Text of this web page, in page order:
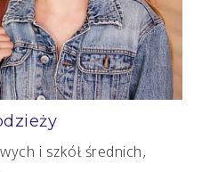
i szkół średnich,